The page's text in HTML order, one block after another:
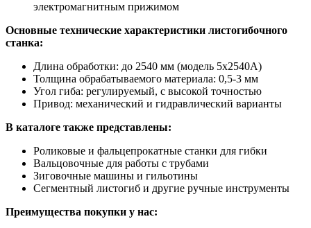
электромагнитным прижимом
Основные технические характеристики листогибочного
станка:
Длина обработки: до 2540 мм (модель 5x2540A)
Толщина обрабатываемого материала: 0,5-3 мм
Угол гиба: регулируемый, с высокой точностью
Привод: механический и гидравлический варианты
В каталоге также представлены:
Роликовые и фальцепрокатные станки для гибки
Вальцовочные для работы с трубами
Зиговочные машины и гильотины
Сегментный листогиб и другие ручные инструменты
Преимущества покупки у нас: